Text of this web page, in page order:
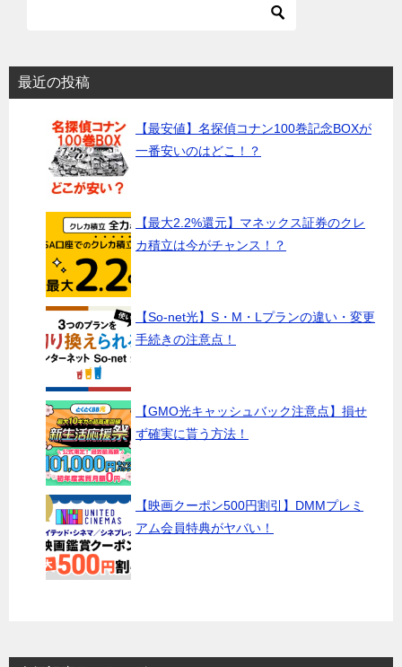
最近の投稿
【最安値】名探偵コナン100巻記念BOXが
一番安いのはどこ！？
【最大2.2%還元】マネックス証券のクレ
カ積立は今がチャンス！？
【So-net光】S・M・Lプランの違い・変更
手続きの注意点！
【GMO光キャッシュバック注意点】損せ
ず確実に貰う方法！
【映画クーポン500円割引】DMMプレミ
アム会員特典がヤバい！